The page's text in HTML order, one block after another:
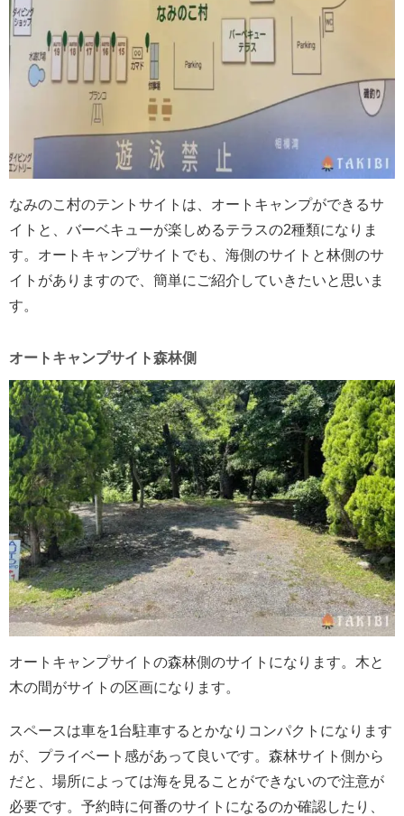
なみのこ村のテントサイトは、オートキャンプができるサ
イトと、バーベキューが楽しめるテラスの2種類になりま
す。オートキャンプサイトでも、海側のサイトと林側のサ
イトがありますので、簡単にご紹介していきたいと思いま
す。
オートキャンプサイト森林側
オートキャンプサイトの森林側のサイトになります。木と
木の間がサイトの区画になります。
スペースは車を1台駐車するとかなりコンパクトになります
が、プライベート感があって良いです。森林サイト側から
だと、場所によっては海を見ることができないので注意が
必要です。予約時に何番のサイトになるのか確認したり、